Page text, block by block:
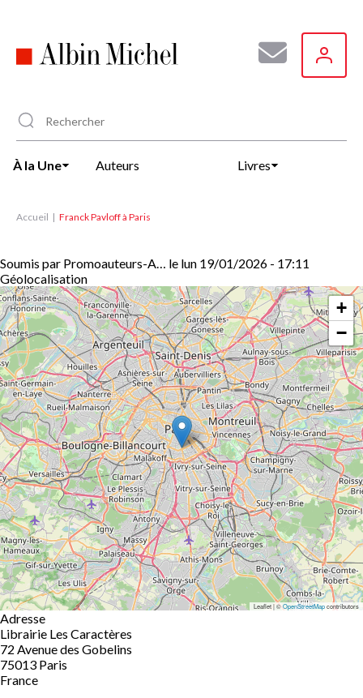
principal
À la Une Auteurs Livres
Accueil Franck Pavloff à Paris
Soumis par Promoauteurs-A… le lun 19/01/2026 - 17:11
Géolocalisation
+
−
Leaflet | ©OpenStreetMapcontributors
Adresse
Librairie Les Caractères
72 Avenue des Gobelins
75013 Paris
France